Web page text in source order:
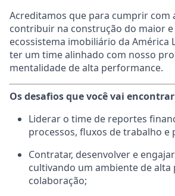
Acreditamos que para cumprir com
contribuir na construção do maior
ecossistema imobiliário da América
ter um time alinhado com nosso
mentalidade de alta performance.
Os desafios que você vai
Liderar o time de reportes
processos, fluxos de trabalho e
Contratar, desenvolver e
cultivando um ambiente de
colaboração;